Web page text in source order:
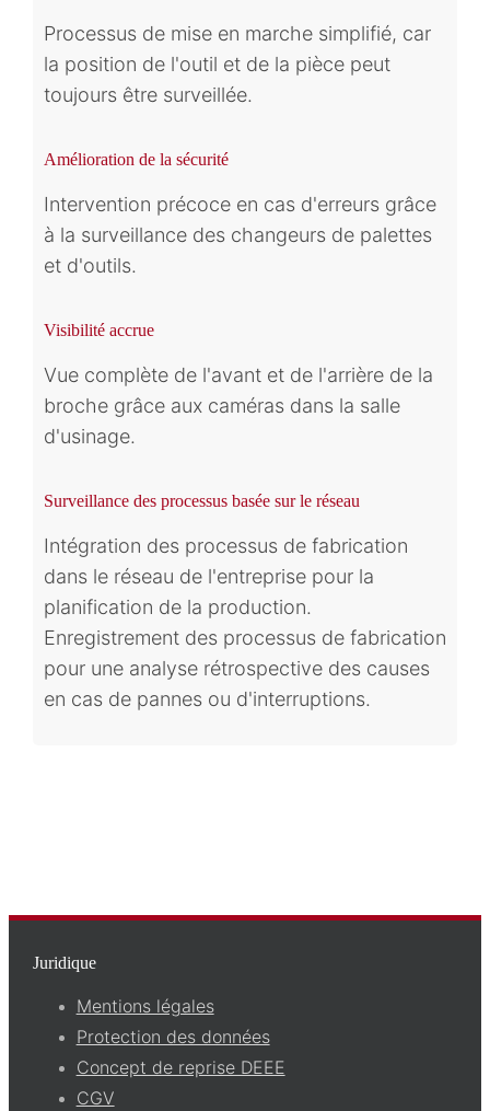
Processus de mise en marche simplifié, car
la position de l'outil et de la pièce peut
toujours être surveillée.
Amélioration de la sécurité
Intervention précoce en cas d'erreurs grâce
à la surveillance des changeurs de palettes
et d'outils.
Visibilité accrue
Vue complète de l'avant et de l'arrière de la
broche grâce aux caméras dans la salle
d'usinage.
Surveillance des processus basée sur le réseau
Intégration des processus de fabrication
dans le réseau de l'entreprise pour la
planification de la production.
Enregistrement des processus de fabrication
pour une analyse rétrospective des causes
en cas de pannes ou d'interruptions.
Juridique
Mentions légales
Protection des données
Concept de reprise DEEE
CGV